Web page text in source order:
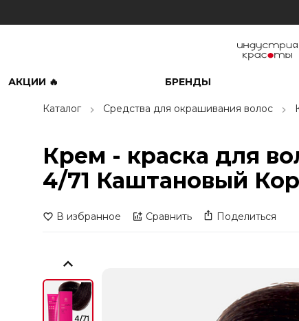
АКЦИИ 🔥 БРЕНДЫ
Каталог Средства для окрашивания волос
Крем - краска для
4/71 Каштановый
В избранное Сравнить Поделиться